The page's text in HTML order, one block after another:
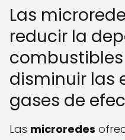
Las
reducir la
disminuir las
gases de
Las microredes